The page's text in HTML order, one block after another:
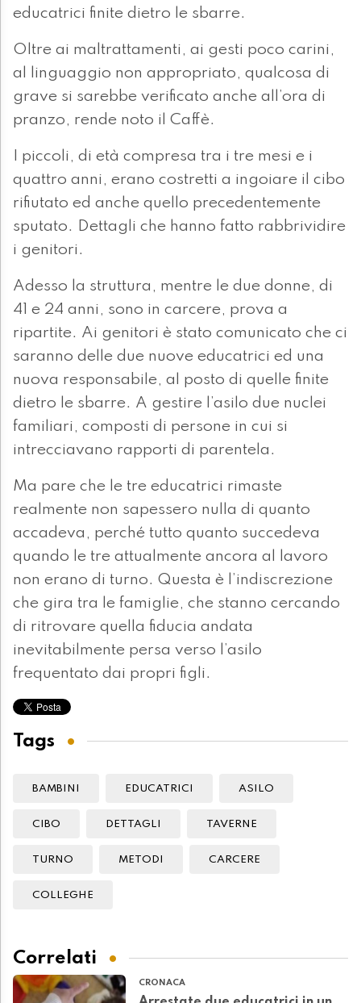
educatrici finite dietro le sbarre.
Oltre ai maltrattamenti, ai gesti poco carini,
al linguaggio non appropriato, qualcosa di
grave si sarebbe verificato anche all’ora di
pranzo, rende noto il Caffè.
I piccoli, di età compresa tra i tre mesi e i
quattro anni, erano costretti a ingoiare il cibo
rifiutato ed anche quello precedentemente
sputato. Dettagli che hanno fatto rabbrividire
i genitori.
Adesso la struttura, mentre le due donne, di
41 e 24 anni, sono in carcere, prova a
ripartite. Ai genitori è stato comunicato che ci
saranno delle due nuove educatrici ed una
nuova responsabile, al posto di quelle finite
dietro le sbarre. A gestire l’asilo due nuclei
familiari, composti di persone in cui si
intrecciavano rapporti di parentela.
Ma pare che le tre educatrici rimaste
realmente non sapessero nulla di quanto
accadeva, perché tutto quanto succedeva
quando le tre attualmente ancora al lavoro
non erano di turno. Questa è l’indiscrezione
che gira tra le famiglie, che stanno cercando
di ritrovare quella fiducia andata
inevitabilmente persa verso l’asilo
frequentato dai propri figli.
Tags
BAMBINI EDUCATRICI ASILO
CIBO DETTAGLI TAVERNE
TURNO METODI CARCERE
COLLEGHE
Correlati
CRONACA